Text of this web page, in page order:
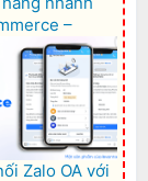
–
Quick buy
Zalo OA với